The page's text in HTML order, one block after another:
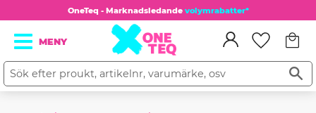
Meny
OneTeq - Marknadsledande volymrabatter*